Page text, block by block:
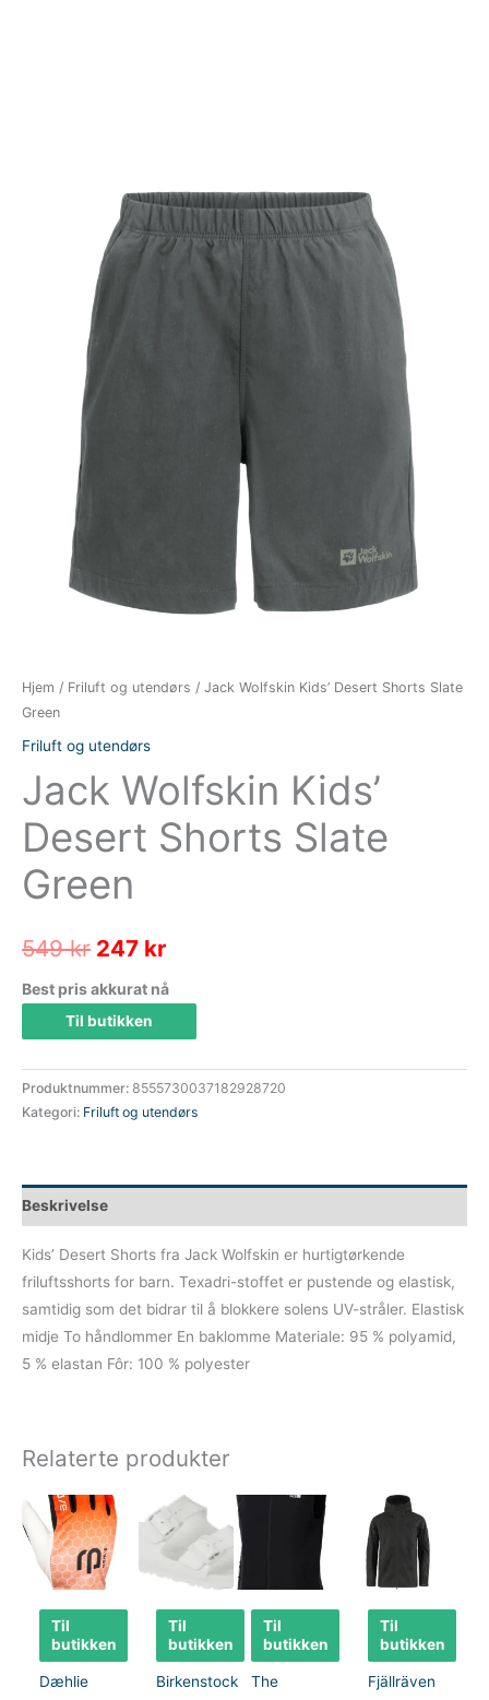
Hjem / Friluft og utendørs / Jack Wolfskin Kids’ Desert Shorts Slate
Green
Friluft og utendørs
Jack Wolfskin Kids’
Desert Shorts Slate
Green
549kr Opprinnelig
pris
var:
549 kr.
247 krNåværende
pris
247 kr.
Best pris akkurat nå
Til butikken
Produktnummer: 8555730037182928720
Kategori: Friluft og utendørs
Beskrivelse
Kids’ Desert Shorts fra Jack Wolfskin er hurtigtørkende
friluftsshorts for barn. Texadri-stoffet er pustende og elastisk,
samtidig som det bidrar til å blokkere solens UV-stråler. Elastisk
midje To håndlommer En baklomme Materiale: 95 % polyamid,
5 % elastan Fôr: 100 % polyester
Relaterte produkter
Til
butikken
Dæhlie
Til
butikken
Birkenstock
Til
butikken
The
Til
butikken
Fjällräven